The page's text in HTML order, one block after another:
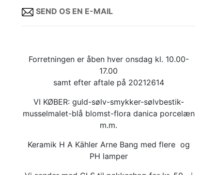
SEND OS EN E-MAIL
Forretningen er åben hver onsdag kl. 10.00-
17.00
samt efter aftale på 20212614
VI KØBER: guld-sølv-smykker-sølvbestik-
musselmalet-blå blomst-flora danica porcelæn
m.m.
Keramik H A Kähler Arne Bang med flere og
PH lamper